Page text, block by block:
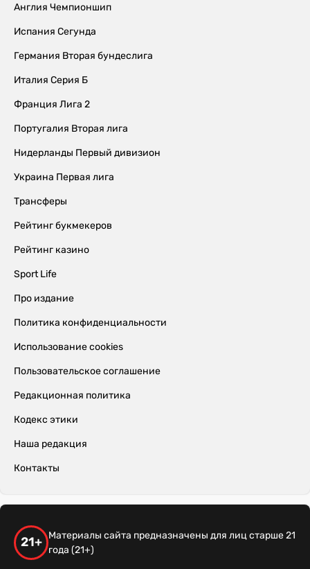
Англия Чемпионшип
Испания Сегунда
Германия Вторая бундеслига
Италия Серия Б
Франция Лига 2
Португалия Вторая лига
Нидерланды Первый дивизион
Украина Первая лига
Трансферы
Рейтинг букмекеров
Рейтинг казино
Sport Life
Про издание
Политика конфиденциальности
Использование cookies
Пользовательское соглашение
Редакционная политика
Кодекс этики
Наша редакция
Контакты
21+
Материалы сайта предназначены для лиц старше 21
года (21+)